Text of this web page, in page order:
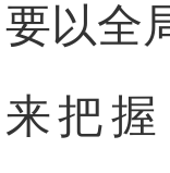
要以全
来把